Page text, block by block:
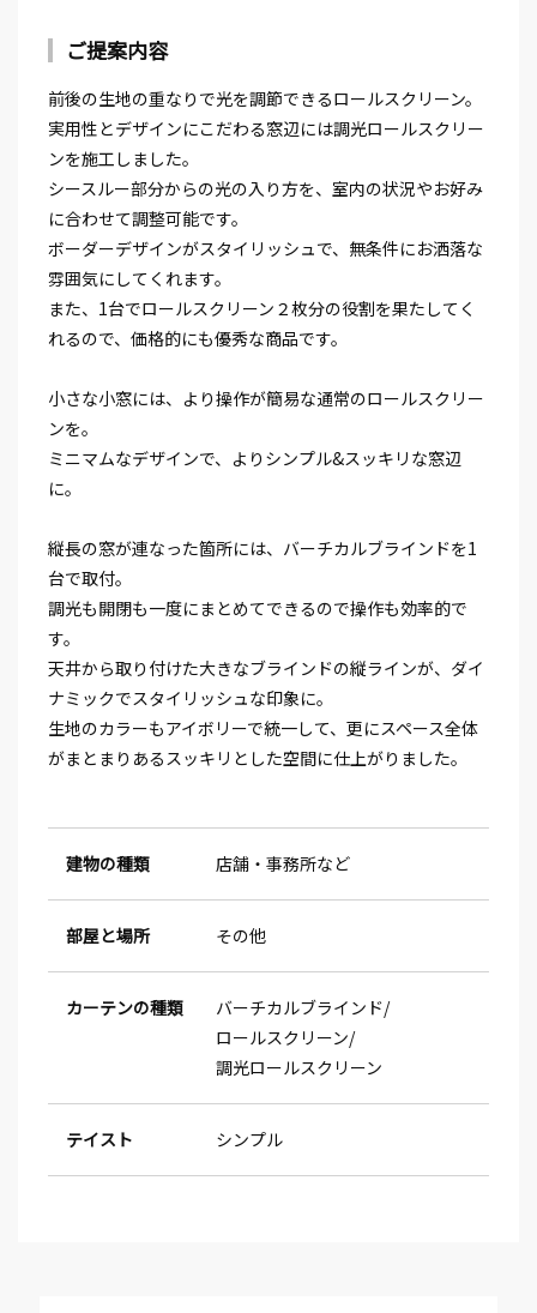
ご提案内容
⁡⁡前後の生地の重なりで光を調節できるロールスクリーン。
実用性とデザインにこだわる窓辺には調光ロールスクリー
ンを施工しました。
⁡シースルー部分からの光の入り方を、室内の状況やお好み
に合わせて調整可能です。
⁡ボーダーデザインがスタイリッシュで、無条件にお洒落な
雰囲気にしてくれます。
また、1台でロールスクリーン２枚分の役割を果たしてく
れるので、価格的にも優秀な商品です。
小さな小窓には、より操作が簡易な通常のロールスクリー
ンを。
ミニマムなデザインで、よりシンプル&スッキリな窓辺
に。
縦長の窓が連なった箇所には、バーチカルブラインドを1
台で取付。
調光も開閉も一度にまとめてできるので操作も効率的で
す。
天井から取り付けた大きなブラインドの縦ラインが、ダイ
ナミックでスタイリッシュな印象に。
生地のカラーもアイボリーで統一して、更にスペース全体
がまとまりあるスッキリとした空間に仕上がりました。
建物の種類 店舗・事務所など
部屋と場所 その他
カーテンの種類
バーチカルブラインド
ロールスクリーン
調光ロールスクリーン
テイスト シンプル